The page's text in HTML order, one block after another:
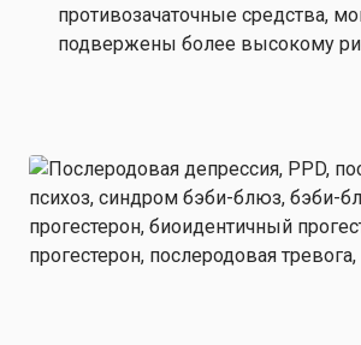
противозачаточные средства,
подвержены более высокому